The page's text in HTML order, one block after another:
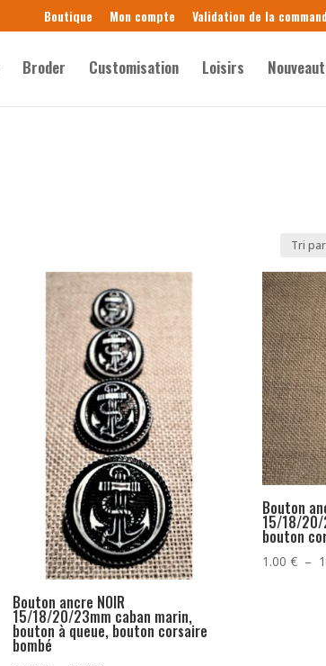
Boutique Mon compte Validation de la
Broder Customisation Loisirs
Bouton ancre NOIR
15/18/20/23mm caban marin,
bouton à queue, bouton corsaire
bombé
Bouton
15/18/20/
bouton
1.00€ –